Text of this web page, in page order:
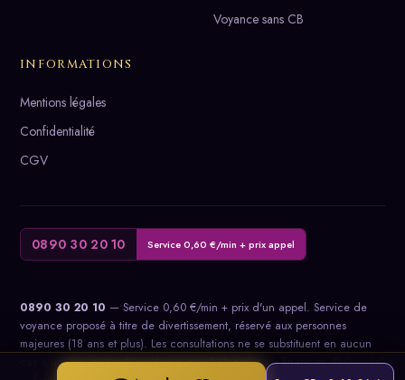
Voyance sans CB
INFORMATIONS
Mentions légales
Confidentialité
CGV
0890 30 20 10 Service 0,60 €/min + prix appel
0890 30 20 10 — Service 0,60 €/min + prix d'un appel. Service de
voyance proposé à titre de divertissement, réservé aux personnes
majeures (18 ans et plus). Les consultations ne se substituent en aucun
cas à un avis médical, juridique, psychologique ou financier. © Divinitel